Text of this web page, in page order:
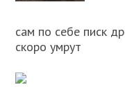
сам по себе писк
скоро умрут